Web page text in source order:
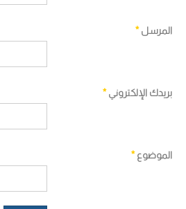
المرسل*
بريدك الإلكتروني*
الموضوع*